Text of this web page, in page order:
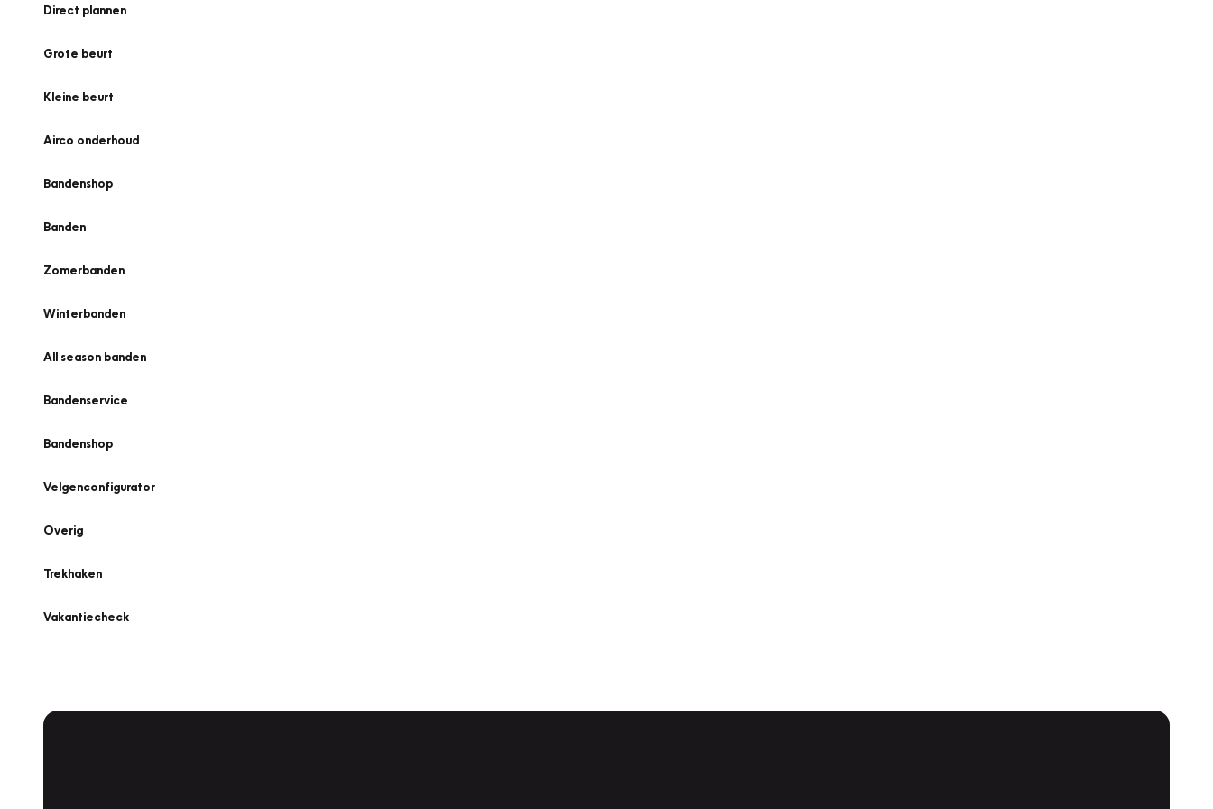
Direct plannen
Grote beurt
Kleine beurt
Airco onderhoud
Bandenshop
Banden
Zomerbanden
Winterbanden
All season banden
Bandenservice
Bandenshop
Velgenconfigurator
Overig
Trekhaken
Vakantiecheck